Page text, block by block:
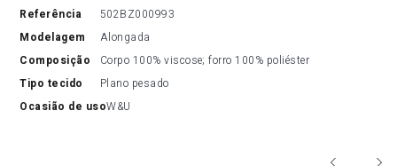
referência
502BZ000993
modelagem
Alongada
composição
Corpo 100% viscose; forro 100% poliéster
tipo tecido
Plano pesado
ocasião de usoW&U